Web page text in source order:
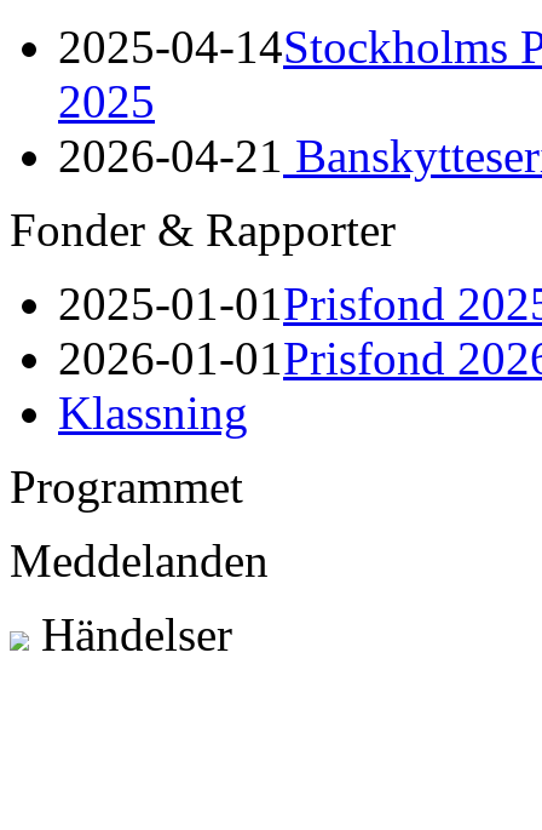
2025-04-14Stockholms
2025
2026-04-21
Fonder & Rapporter
2025-01-01Prisfond
2026-01-01Prisfond
Klassning
Programmet
Meddelanden
Händelser